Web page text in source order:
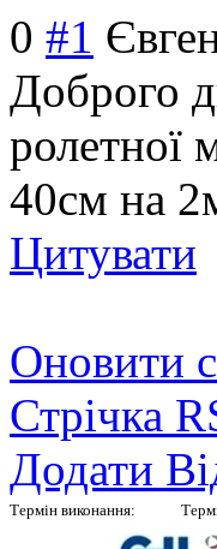
0 #1
Доброго
ролетної
40см на
Цитувати
Оновити
Стрічка
Додати
Термін виконання:
Вікон в білому кольорі 10